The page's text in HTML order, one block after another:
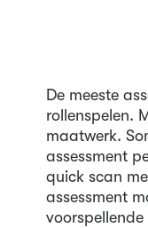
De meeste
rollenspelen.
maatwerk.
assessment
quick scan
assessment